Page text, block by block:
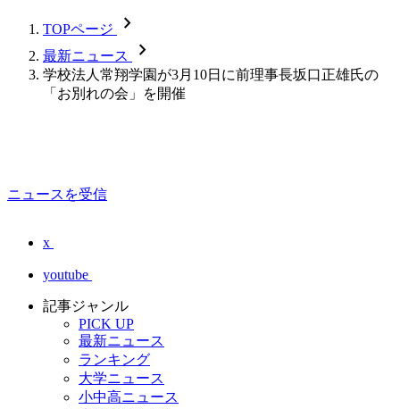
TOPページ chevron_forward
最新ニュース chevron_forward
学校法人常翔学園が3月10日に前理事長坂口正雄氏の
「お別れの会」を開催
ニュースを受信
x
youtube
記事ジャンル
PICK UP
最新ニュース
ランキング
大学ニュース
小中高ニュース